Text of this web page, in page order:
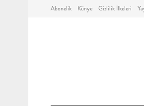
Abonelik Künye Gizlilik İlkeleri